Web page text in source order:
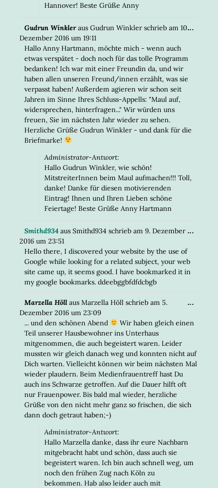
Hannover! Beste Grüße Anny
Gudrun Winkleraus Gudrun Winkler schrieb am 10.
Dezember 2016 um 19:11
Hallo Anny Hartmann, möchte mich - wenn auch
etwas verspätet - doch noch für das tolle Programm
bedanken! Ich war mit einer Freundin da, und wir
haben allen unseren Freund/innen erzählt, was sie
verpasst haben! Außerdem agieren wir schon seit
Jahren im Sinne Ihres Schluss-Appells: "Maul auf,
widersprechen, hinterfragen..." Wir würden uns
freuen, Sie im nächsten Jahr wieder zu sehen.
Herzliche Grüße Gudrun Winkler - und dank für die
Briefmarke!
Administrator-Antwort:
Hallo Gudrun Winkler, wie schön!
MitstreiterInnen beim Maul aufmachen!!! Toll,
danke! Danke für diesen motivierenden
Eintrag! Ihnen und Ihren Lieben schöne
Feiertage! Beste Grüße Anny Hartmann
...DIESE
Smithd934 aus Smithd934 schrieb am 9. Dezember
2016 um 23:51
Hello there, I discovered your website by the use of
Google while looking for a related subject, your web
site came up, it seems good. I have bookmarked it in
my google bookmarks. ddeebggbfdfdcbgb
...DIESE
Marzella Höll aus Marzella Höll schrieb am 5.
Dezember 2016 um 23:09
... und den schönen Abend
Wir haben gleich einen
Teil unserer Hausbewohner ins Unterhaus
mitgenommen, die auch begeistert waren. Leider
mussten wir gleich danach weg und konnten nicht auf
Dich warten. Vielleicht können wir beim nächsten Mal
wieder plaudern. Beim Medienfrauentreff hast Du
auch ins Schwarze getroffen. Auf die Dauer hilft oft
nur Frauenpower. Bis bald mal wieder, herzliche
Grüße von den nicht mehr ganz so frischen, die sich
dann doch getraut haben;-)
Administrator-Antwort:
Hallo Marzella danke, dass ihr eure Nachbarn
mitgebracht habt und schön, dass auch sie
begeistert waren. Ich bin auch schnell weg, um
noch den frühen Zug nach Köln zu
bekommen. Hab also leider auch mit
...DIESE
EIN-/